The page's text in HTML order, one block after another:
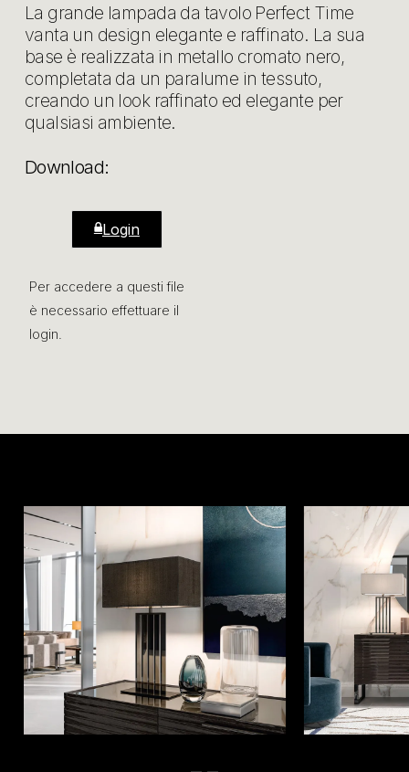
Download:
Login
Per accedere a questi file
è necessario effettuare il
login.
La grande lampada da tavolo Perfect Time
vanta un design elegante e raffinato. La sua
base è realizzata in metallo cromato nero,
completata da un paralume in tessuto,
creando un look raffinato ed elegante per
qualsiasi ambiente.